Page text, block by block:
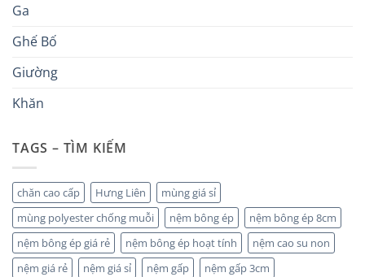
Ga
Ghế Bố
Giường
Khăn
TAGS – TÌM KIẾM
chăn cao cấp Hưng Liên
mùng giá sỉ
mùng polyester chống muỗi
nệm bông ép
nệm bông ép 8cm
nệm bông ép giá rẻ
nệm bông ép hoạt tính
nệm cao su non
nệm giá rẻ
nệm giá sỉ nệm gấp
nệm gấp 3cm